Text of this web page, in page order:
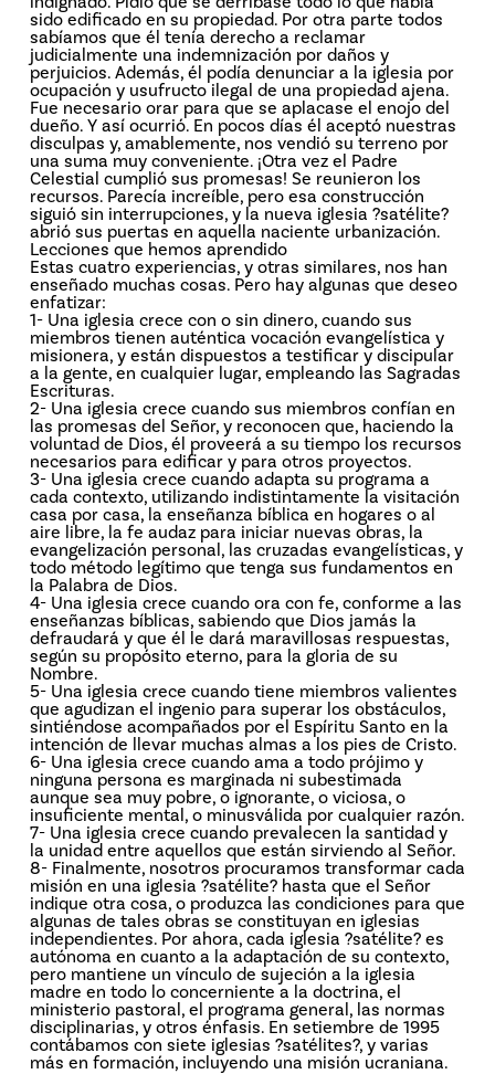
sido edificado en su propiedad. Por otra parte todos
sabíamos que él tenía derecho a reclamar
judicialmente una indemnización por daños y
perjuicios. Además, él podía denunciar a la iglesia por
ocupación y usufructo ilegal de una propiedad ajena.
Fue necesario orar para que se aplacase el enojo del
dueño. Y así ocurrió. En pocos días él aceptó nuestras
disculpas y, amablemente, nos vendió su terreno por
una suma muy conveniente. ¡Otra vez el Padre
Celestial cumplió sus promesas! Se reunieron los
recursos. Parecía increíble, pero esa construcción
siguió sin interrupciones, y la nueva iglesia ?satélite?
abrió sus puertas en aquella naciente urbanización.
Lecciones que hemos aprendido
Estas cuatro experiencias, y otras similares, nos han
enseñado muchas cosas. Pero hay algunas que deseo
enfatizar:
1- Una iglesia crece con o sin dinero, cuando sus
miembros tienen auténtica vocación evangelística y
misionera, y están dispuestos a testificar y discipular
a la gente, en cualquier lugar, empleando las Sagradas
Escrituras.
2- Una iglesia crece cuando sus miembros confían en
las promesas del Señor, y reconocen que, haciendo la
voluntad de Dios, él proveerá a su tiempo los recursos
necesarios para edificar y para otros proyectos.
3- Una iglesia crece cuando adapta su programa a
cada contexto, utilizando indistintamente la visitación
casa por casa, la enseñanza bíblica en hogares o al
aire libre, la fe audaz para iniciar nuevas obras, la
evangelización personal, las cruzadas evangelísticas, y
todo método legítimo que tenga sus fundamentos en
la Palabra de Dios.
4- Una iglesia crece cuando ora con fe, conforme a las
enseñanzas bíblicas, sabiendo que Dios jamás la
defraudará y que él le dará maravillosas respuestas,
según su propósito eterno, para la gloria de su
Nombre.
5- Una iglesia crece cuando tiene miembros valientes
que agudizan el ingenio para superar los obstáculos,
sintiéndose acompañados por el Espíritu Santo en la
intención de llevar muchas almas a los pies de Cristo.
6- Una iglesia crece cuando ama a todo prójimo y
ninguna persona es marginada ni subestimada
aunque sea muy pobre, o ignorante, o viciosa, o
insuficiente mental, o minusválida por cualquier razón.
7- Una iglesia crece cuando prevalecen la santidad y
la unidad entre aquellos que están sirviendo al Señor.
8- Finalmente, nosotros procuramos transformar cada
misión en una iglesia ?satélite? hasta que el Señor
indique otra cosa, o produzca las condiciones para que
algunas de tales obras se constituyan en iglesias
independientes. Por ahora, cada iglesia ?satélite? es
autónoma en cuanto a la adaptación de su contexto,
pero mantiene un vínculo de sujeción a la iglesia
madre en todo lo concerniente a la doctrina, el
ministerio pastoral, el programa general, las normas
disciplinarias, y otros énfasis. En setiembre de 1995
contábamos con siete iglesias ?satélites?, y varias
más en formación, incluyendo una misión ucraniana.